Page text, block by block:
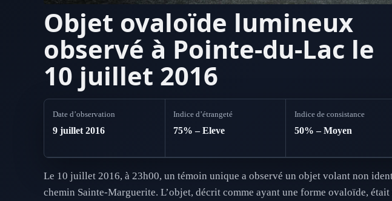
Objet ovaloïde lumineux
observé à Pointe-du-Lac le
10 juillet 2016
Date d’observation
9 juillet 2016
Indice d’étrangeté
75% – Eleve
Indice de consistance
50% – Moyen
Le 10 juillet 2016, à 23h00, un témoin unique a observé un objet volant non
chemin Sainte-Marguerite. L’objet, décrit comme ayant une forme ovaloïde,